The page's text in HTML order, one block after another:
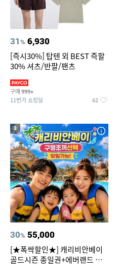
31% 6,930
[즉시30%] 탑텐 외 BEST 즉할
30% 셔츠/반팔/팬츠
구매 999+
11번가 쇼킹딜 62
3
30% 55,000
[★폭싹할인★] 캐리비안베이
골드시즌 종일권+에버랜드 오